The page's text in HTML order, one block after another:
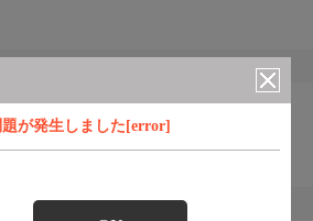
が発生しました[error]
め番組